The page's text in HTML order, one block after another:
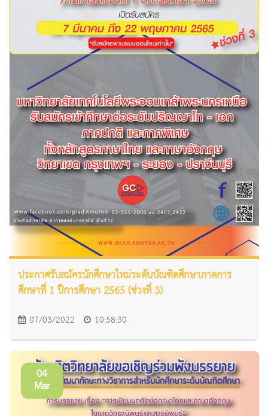
ประกาศรับสมัครนักศึกษาใหม่ระดับบัณฑิตศึกษาภาคการ
ศึกษาที่ 1 ปีการศึกษา 2565 (ช่วงที่ 3)
07/03/2022 10:58:30
04
Mar